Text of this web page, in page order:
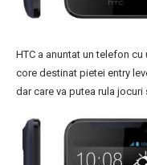
HTC a anuntat un telefon
core destinat pietei entry
dar care va putea rula